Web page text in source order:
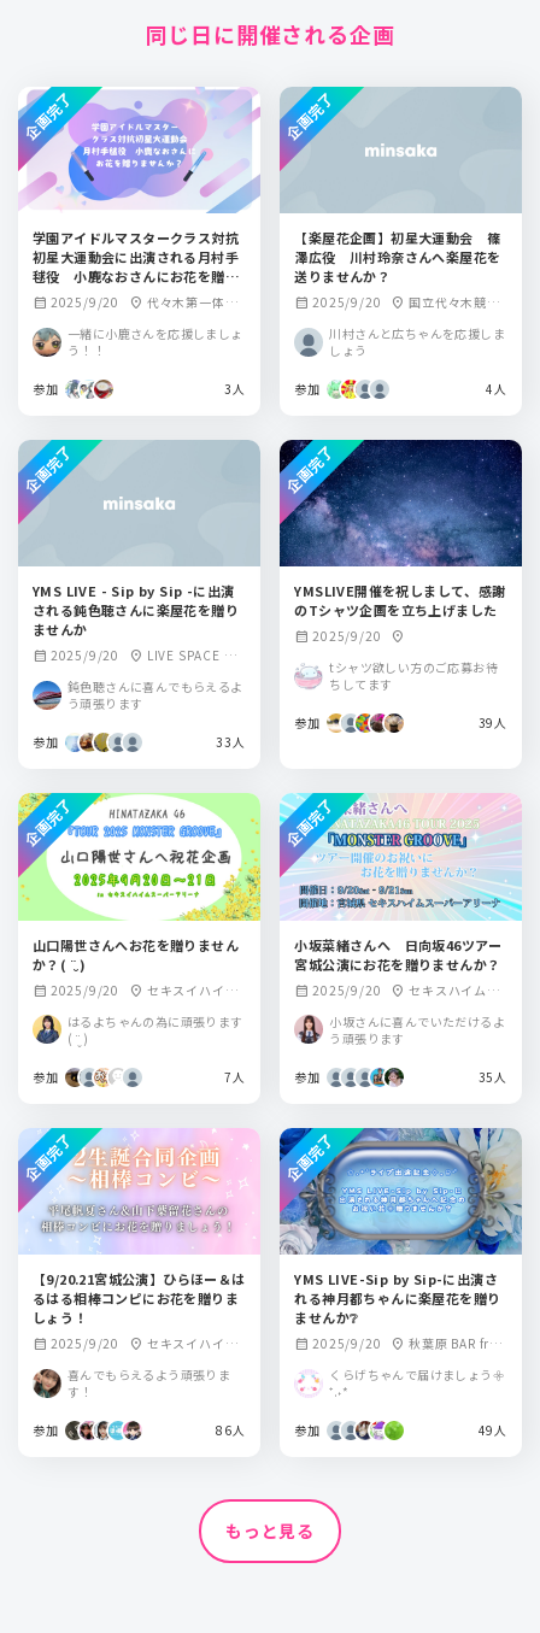
同じ日に開催される企画
学園アイドルマスタークラス対抗
初星大運動会に出演される月村手
毬役 小鹿なおさんにお花を贈り
ませんか？
calendar_month 2025/9/20 location_on 代々木第一体育
一緒に小鹿さんを応援しましょ
う！！
参加 3人
企画完了
【楽屋花企画】初星大運動会 篠
澤広役 川村玲奈さんへ楽屋花を
送りませんか？
calendar_month 2025/9/20 location_on 国立代々木競技
場 第一体育館
川村さんと広ちゃんを応援しま
しょう
参加 4人
企画完了
YMS LIVE - Sip by Sip -に出演
される鈍色聴さんに楽屋花を贈り
ませんか
calendar_month 2025/9/20 location_on LIVE SPACE Q
ライブBAR from sc
鈍色聴さんに喜んでもらえるよ
う頑張ります
参加 33人
企画完了
YMSLIVE開催を祝しまして、感謝
のTシャツ企画を立ち上げました
calendar_month 2025/9/20 location_on
tシャツ欲しい方のご応募お待
ちしてます
参加 39人
企画完了
山口陽世さんへお花を贈りません
か？( ¨̮ )
calendar_month 2025/9/20 location_on セキスイハイム
(宮城公演)
はるよちゃんの為に頑張ります
( ¨̮ )
参加 7人
企画完了
小坂菜緒さんへ 日向坂46ツアー
宮城公演にお花を贈りませんか？
calendar_month 2025/9/20 location_on セキスハイムス
小坂さんに喜んでいただけるよ
う頑張ります
参加 35人
企画完了
【9/20.21宮城公演】ひらほー＆は
るはる相棒コンピにお花を贈りま
しょう！
calendar_month 2025/9/20 location_on セキスイハイム
喜んでもらえるよう頑張りま
す！
参加 86人
企画完了
YMS LIVE-Sip by Sip-に出演さ
れる神月都ちゃんに楽屋花を贈り
ませんか❔
calendar_month 2025/9/20 location_on 秋葉原 BAR fro
くらげちゃんで届けましょう𖧷
⁺.˖*
参加 49人
企画完了
もっと見る